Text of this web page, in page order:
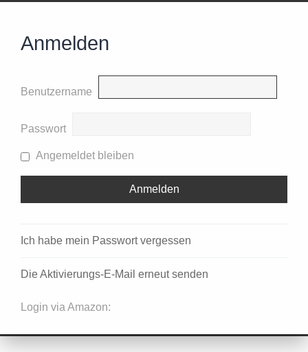
Anmelden
Benutzername
Passwort
Angemeldet bleiben
Ich habe mein Passwort vergessen
Die Aktivierungs-E-Mail erneut senden
Login via Amazon: